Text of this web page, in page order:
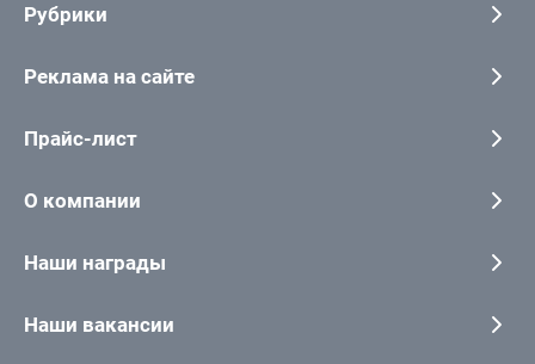
Рубрики
Реклама на сайте
Прайс-лист
О компании
Наши награды
Наши вакансии